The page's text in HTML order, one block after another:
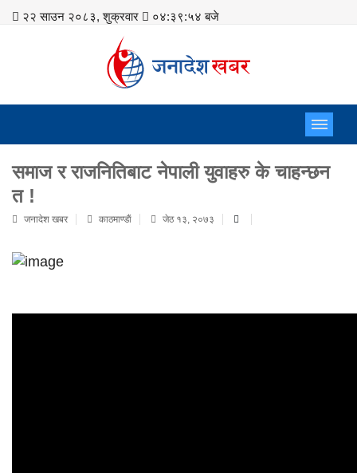
२२ साउन २०८३, शुक्रवार ०४:३९:५५ बजे
समाज र राजनितिबाट नेपाली युवाहरु के चाहन्छन
त !
जनादेश खबर काठमाण्डाैं जेठ १३, २०७३